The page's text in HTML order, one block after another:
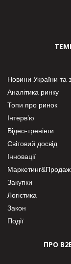
Новини України та
Аналітика ринку
Топи про ринок
Інтерв’ю
Відео-тренінги
Світовий досвід
Інновації
Закупки
Логістика
Закон
Події
ПРО